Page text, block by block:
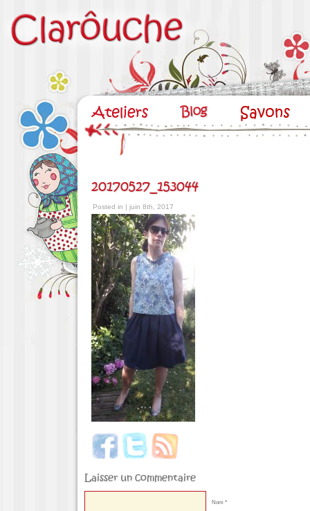
20170527_153044
Posted in | juin 8th, 2017
Laisser un commentaire
Nom *